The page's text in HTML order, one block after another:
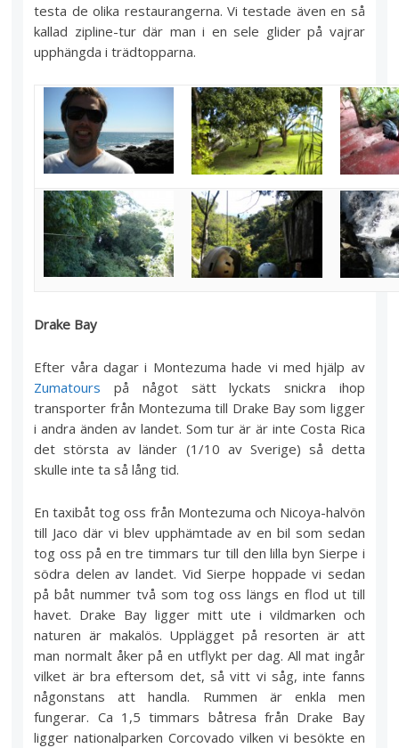
testa de olika restaurangerna. Vi testade även en så
kallad zipline-tur där man i en sele glider på vajrar
upphängda i trädtopparna.
Drake Bay
Efter våra dagar i Montezuma hade vi med hjälp av
Zumatours på något sätt lyckats snickra ihop
transporter från Montezuma till Drake Bay som ligger
i andra änden av landet. Som tur är är inte Costa Rica
det största av länder (1/10 av Sverige) så detta
skulle inte ta så lång tid.
En taxibåt tog oss från Montezuma och Nicoya-halvön
till Jaco där vi blev upphämtade av en bil som sedan
tog oss på en tre timmars tur till den lilla byn Sierpe i
södra delen av landet. Vid Sierpe hoppade vi sedan
på båt nummer två som tog oss längs en flod ut till
havet. Drake Bay ligger mitt ute i vildmarken och
naturen är makalös. Upplägget på resorten är att
man normalt åker på en utflykt per dag. All mat ingår
vilket är bra eftersom det, så vitt vi såg, inte fanns
någonstans att handla. Rummen är enkla men
fungerar. Ca 1,5 timmars båtresa från Drake Bay
ligger nationalparken Corcovado vilken vi besökte en